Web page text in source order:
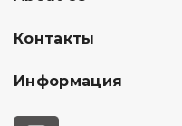
Контакты
Информация